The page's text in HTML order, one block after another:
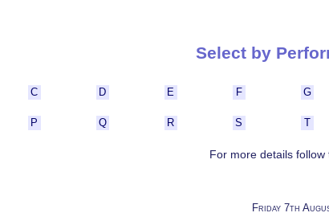
Select by
C D E F G
P Q R S T
For more details follow
Friday 7th